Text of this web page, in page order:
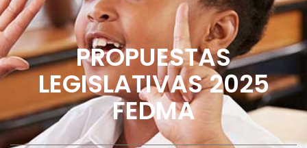
PROPUESTAS
LEGISLATIVAS 2025
FEDMA